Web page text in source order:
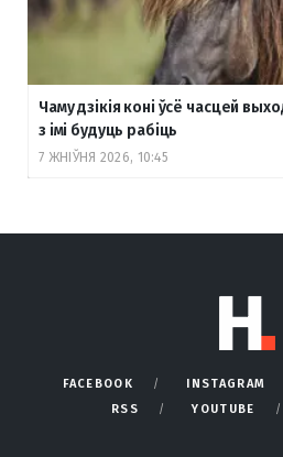
Чаму дзікія коні ўсё часцей
з імі будуць рабіць
7 ЖНІЎНЯ 2026, 10:45
FACEBOOK INSTAGRAM
RSS
YOUTUBE